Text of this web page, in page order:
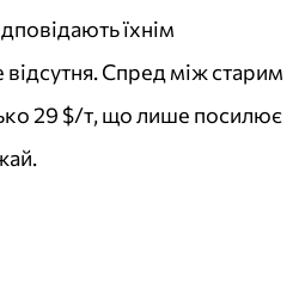
їхнім
відсутня. Спред між старим
29 $/т, що лише посилює